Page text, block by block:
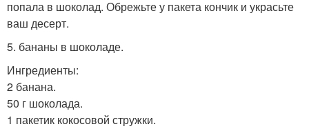
попала в шоколад. Обрежьте у пакета кончик и украсьте
ваш десерт.
5. бананы в шоколаде.
Ингредиенты:
2 банана.
50 г шоколада.
1 пакетик кокосовой стружки.